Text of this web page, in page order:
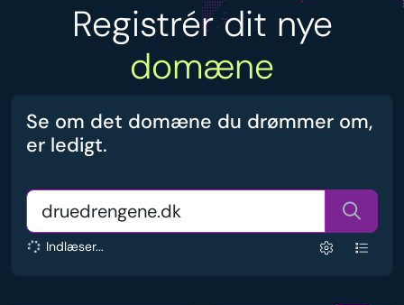
Registrér dit nye
domæne
Se om det domæne du drømmer om,
er ledigt.
Indlæser...